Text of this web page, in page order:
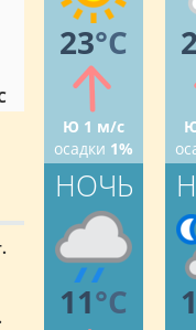
23°C
Ю 1 м/с
осадки 1%
НОЧЬ
11°C